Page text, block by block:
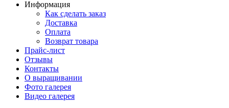
Информация
Как сделать заказ
Доставка
Оплата
Возврат товара
Прайс-лист
Отзывы
Контакты
О выращивании
Фото галерея
Видео галерея